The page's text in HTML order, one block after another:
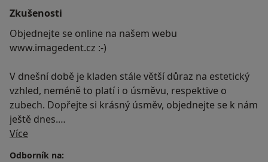
Zkušenosti
Objednejte se online na našem webu
www.imagedent.cz :-)
V dnešní době je kladen stále větší důraz na estetický
vzhled, neméně to platí i o úsměvu, respektive o
zubech. Dopřejte si krásný úsměv, objednejte se k nám
ještě dnes.
Čeho chceme dosáhnout?
Více
Odborník na: